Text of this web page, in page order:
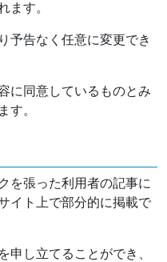
ます。
予告なく任意に変更でき
に同意しているものとみ
す。
を張った利用者の記事に
イト上で部分的に掲載で
申し立てることができ、